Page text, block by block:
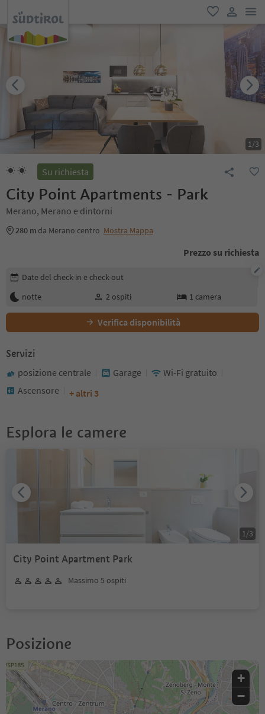
favoriti
user link
1/3
Su richiesta
City Point Apartments - Park
Merano, Merano e dintorni
280 m da Merano centro Mostra Mappa
Prezzo su richiesta
Modifica i dettagli della prenotazione
Date del check-in e check-out
notte
2 ospiti 1 camera
Verifica disponibilità
Servizi
posizione centrale Garage
Wi-Fi gratuito
Ascensore
+ altri 3
Esplora le camere
City Point Apartment Park
Massimo 5 ospiti
1/3
Posizione
+
−